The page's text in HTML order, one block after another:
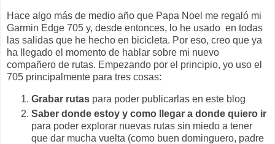
Hace algo más de medio año que Papa Noel me regaló mi
Garmin Edge 705 y, desde entonces, lo he usado en todas
las salidas que he hecho en bicicleta. Por eso, creo que ya
ha llegado el momento de hablar sobre mi nuevo
compañero de rutas. Empezando por el principio, yo uso el
705 principalmente para tres cosas:
Grabar rutas para poder publicarlas en este blog
Saber donde estoy y como llegar a donde quiero ir
para poder explorar nuevas rutas sin miedo a tener
que dar mucha vuelta (como buen dominguero, padre